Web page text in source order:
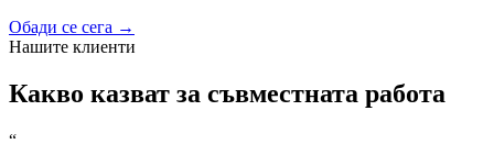
Обади се сега →
Нашите клиенти
Какво казват за съвместната работа
“